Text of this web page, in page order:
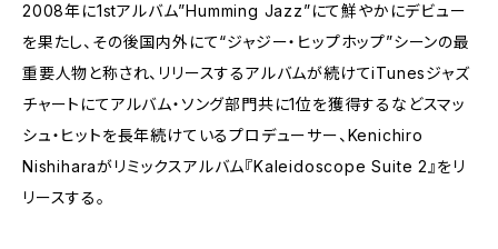
2008年に1stアルバム”Humming Jazz”にて鮮やかにデビュー
を果たし、その後国内外にて“ジャジー・ヒップホップ”シーンの最
重要人物と称され、リリースするアルバムが続けてiTunesジャズ
チャートにてアルバム・ソング部門共に1位を獲得するなどスマッ
シュ・ヒットを長年続けているプロデューサー、Kenichiro
Nishiharaがリミックスアルバム『Kaleidoscope Suite 2』をリ
リースする。